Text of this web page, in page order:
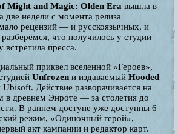
Might and Magic: Olden Era вышла в
две недели с момента релиза
рецензий — и русскоязычных, и
что получилось у студии
встретила пресса.
приквел вселенной «Героев»,
Unfrozen и издаваемый Hooded
Действие разворачивается на
в древнем Энроте — за столетия до
В раннем доступе уже доступны 6
режим, «Одиночный герой»,
акт кампании и редактор карт.